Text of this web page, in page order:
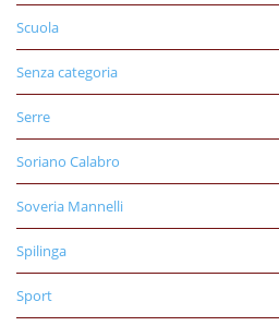
Scuola
Senza categoria
Serre
Soriano Calabro
Soveria Mannelli
Spilinga
Sport